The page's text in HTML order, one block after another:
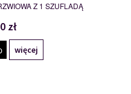
Z 1 SZUFLADĄ
zł
więcej